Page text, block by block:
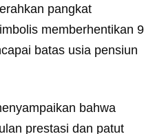
pangkat
memberhentikan 9
batas usia pensiun
bahwa
prestasi dan patut